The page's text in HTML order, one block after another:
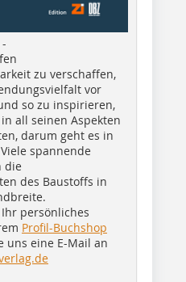
zu verschaffen,
vor
so zu inspirieren,
all seinen Aspekten
darum geht es in
spannende
die
des Baustoffs in
persönliches
Profil-Buchshop
uns eine E-Mail an